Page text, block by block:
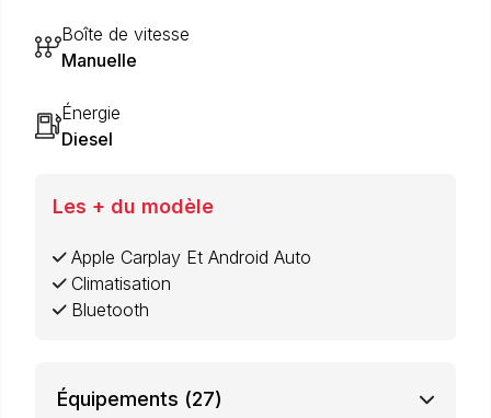
Boîte de vitesse
Manuelle
Énergie
Diesel
Les + du modèle
Apple Carplay Et Android Auto
Climatisation
Bluetooth
Équipements (27)